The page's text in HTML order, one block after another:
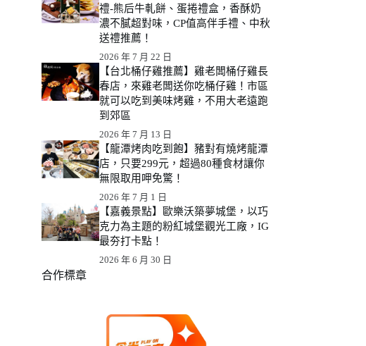
禮-熊后牛軋餅、蛋捲禮盒，香酥奶
濃不膩超對味，CP值高伴手禮、中秋
送禮推薦！
2026 年 7 月 22 日
【台北桶仔雞推薦】雞老闆桶仔雞長
春店，來雞老闆送你吃桶仔雞！市區
就可以吃到美味烤雞，不用大老遠跑
到郊區
2026 年 7 月 13 日
【龍潭烤肉吃到飽】豬對有燒烤龍潭
店，只要299元，超過80種食材讓你
無限取用呷免驚！
2026 年 7 月 1 日
【嘉義景點】歐樂沃築夢城堡，以巧
克力為主題的粉紅城堡觀光工廠，IG
最夯打卡點！
2026 年 6 月 30 日
合作標章